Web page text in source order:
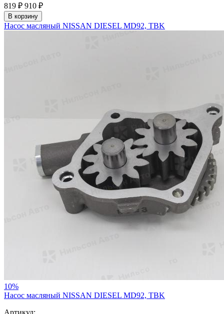
819 ₽ 910 ₽
В корзину
Насос масляный NISSAN DIESEL MD92, TBK
10%
Насос масляный NISSAN DIESEL MD92, TBK
Артикул: